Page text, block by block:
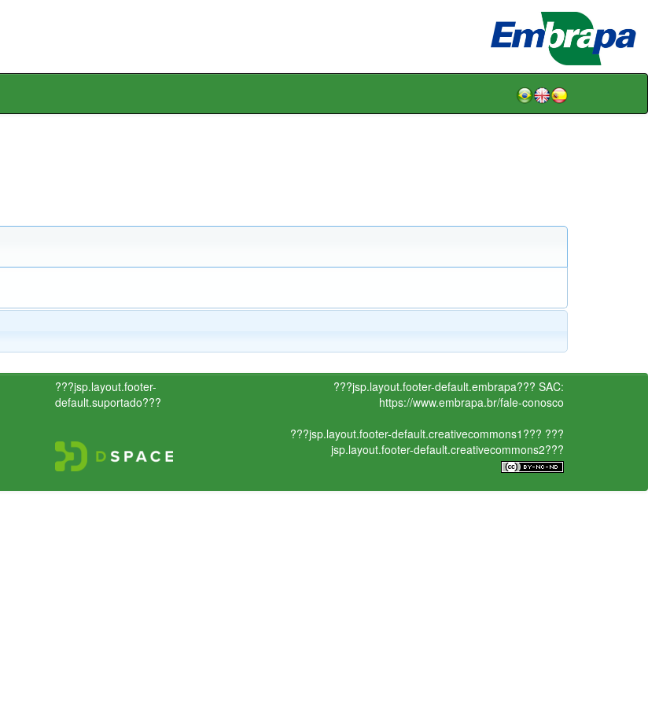
???jsp.layout.footer-
default.suportado???
???jsp.layout.footer-default.embrapa??? SAC:
https://www.embrapa.br/fale-conosco
???jsp.layout.footer-default.creativecommons1??? ???
jsp.layout.footer-default.creativecommons2???